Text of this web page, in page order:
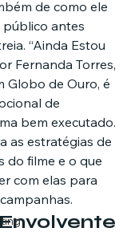
de como ele
antes
“Ainda Estou
Fernanda Torres,
Globo de Ouro, é
de
bem executado.
as estratégias de
do filme e o que
com elas para